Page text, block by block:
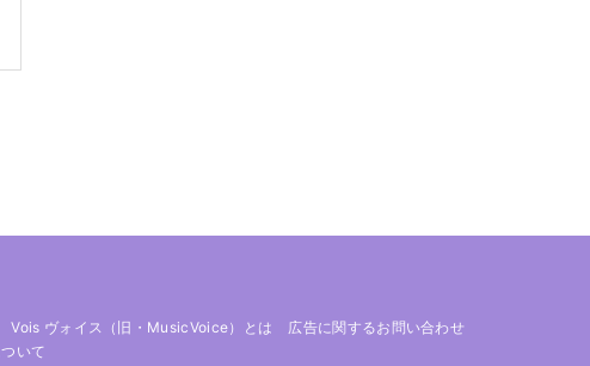
Vois ヴォイス（旧・MusicVoice）とは
広告に関するお問い合わせ
いて